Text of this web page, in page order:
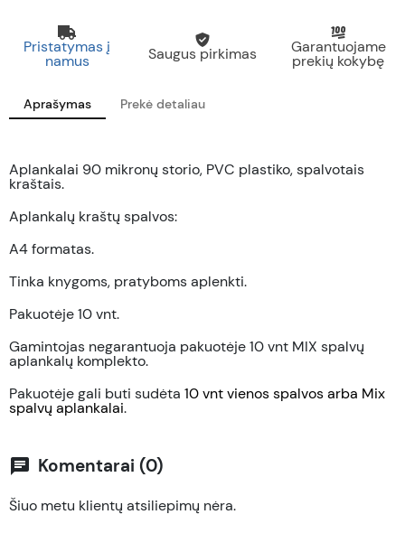
Pristatymas į
namus Saugus pirkimas Garantuojame
prekių kokybę
Aprašymas Prekė detaliau
Aplankalai 90 mikronų storio, PVC plastiko, spalvotais
kraštais.
Aplankalų kraštų spalvos:
A4 formatas.
Tinka knygoms, pratyboms aplenkti.
Pakuotėje 10 vnt.
Gamintojas negarantuoja pakuotėje 10 vnt MIX spalvų
aplankalų komplekto.
Pakuotėje gali buti sudėta 10 vnt vienos spalvos arba Mix
spalvų aplankalai.
chat Komentarai (0)
Šiuo metu klientų atsiliepimų nėra.